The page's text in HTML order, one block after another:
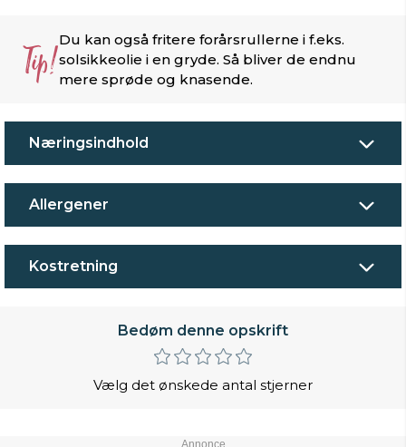
Tip!Du kan også fritere forårsrullerne i f.eks.
solsikkeolie i en gryde. Så bliver de endnu
mere sprøde og knasende.
Næringsindhold
Allergener
Kostretning
Bedøm denne opskrift
Vælg det ønskede antal stjerner